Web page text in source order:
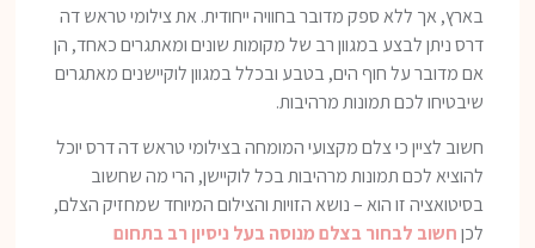
בארץ, אך ללא ספק מדובר בחוויה ייחודית. את צילומי טראש דה
דרס ניתן לבצע במגוון רב של מקומות שונים ומאתגרים כאחד, הן
אם מדובר על חוף הים, בטבע ובכלל במגוון לוקיישנים מאתגרים
שיבטיחו לכם תמונות מרהיבות.
חשוב לציין כי צלם מקצועי המומחה בצילומי טראש דה דרס יוכל
להוציא לכם תמונות מרהיבות בכל לוקיישן, הרי מה שחשוב
בסיטואציה זו הוא – נושא הזויות והצילום המיוחד שמחזיק הצלם,
לכןחשוב לבחור בצלם מנוסה בעל ניסיון רב בתחום